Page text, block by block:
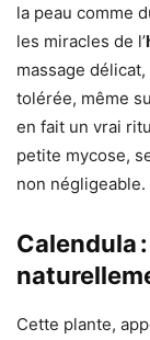
la peau comme
les miracles de l’
massage
tolérée, même
en fait un vrai
petite mycose,
non négligeable.
Calendula
Cette plante,